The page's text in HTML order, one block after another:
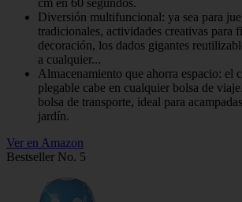
Diversión multifuncional: ya sea para
tradicionales, actividades creativas para
decoración, los dados gigantes
a cualquier...
Almacenamiento que ahorra espacio: el
plegable cabe en cualquier bolsa de
bolsa de transporte, ideal para
jardín.
Ver en Amazon
Bestseller No. 5